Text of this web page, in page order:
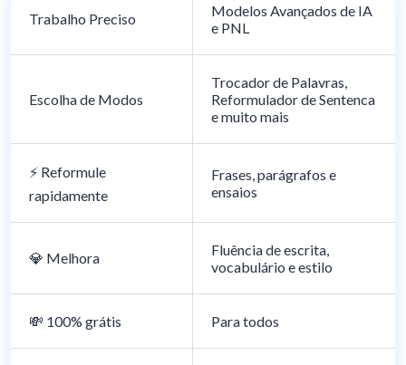
seu conteúdo.
Trabalho Preciso
Modelos Avançados de IA
e PNL
Escolha de Modos
Trocador de Palavras,
Reformulador de Sentenca
e muito mais
⚡️ Reformule
rapidamente
Frases, parágrafos e
ensaios
💎 Melhora
Fluência de escrita,
vocabulário e estilo
💸 100% grátis Para todos